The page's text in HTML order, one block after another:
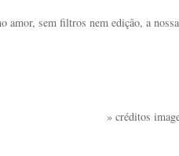
amor, sem filtros nem edição, a
» créditos